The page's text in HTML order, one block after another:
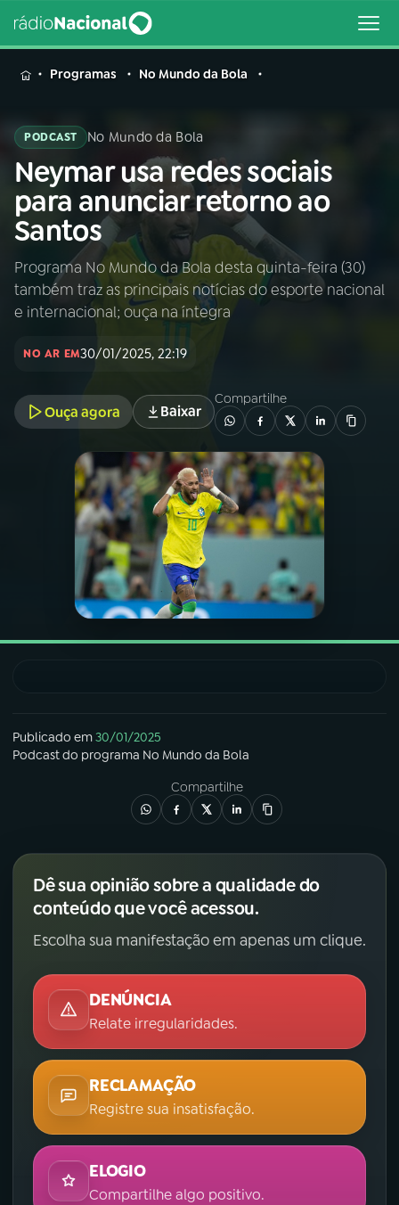
MENU
Buscar
na
Rádio
Nacional
Buscar
AO VIVO
PROGRAMAS
PODCASTS
VIDEOCASTS
08FESTIVAL DE MÚSICA
ACOMPANHE A RÁDIO NACIONAL
Programas No Mundo da Bola
PODCAST No Mundo da Bola
Neymar usa redes sociais
para anunciar retorno ao
Santos
Programa No Mundo da Bola desta quinta-feira (30)
também traz as principais notícias do esporte nacional
e internacional; ouça na íntegra
NO AR EM30/01/2025, 22:19
Ouça agora Baixar
Compartilhe
Publicado em30/01/2025
Podcastdo programa No Mundo da Bola
Compartilhe
Dê sua opinião sobre a qualidade do
conteúdo que você acessou.
Escolha sua manifestação em apenas um clique.
DENÚNCIA
Relate irregularidades.
RECLAMAÇÃO
Registre sua insatisfação.
ELOGIO
Compartilhe algo positivo.